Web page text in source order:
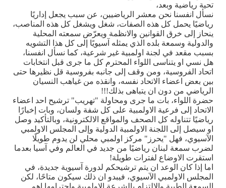
تحية رياضية وبعد،
نسأل انفسنا نحن معشر الرياضيين، عن سبب يجعل إداريًا
رياضيًا يحمل كل هذه الصفات، شغل ويشغل كل هذه المناصب،
ينحاز إلى خرق القوانين والانظمة ويعرّض سمعته المحلية
والدولية وسمعة بلده الذي يمثله آسيويًا إلى كل هذا التشويه
بسبب مقعد في لجنة اولمبية غير شرعية، كما نسأل انفسنا،
هل نسي او يتناسى اللواء المحترم كل ما جرى قبل انتخابات
اتحاد الفروسية، ومن وقف إلى جانبه بفروسية قل نظيرها حتى
بين بعض اعضاء الاتحاد نفسه، وانقذه من غياهب النسيان
الرياضي من دون ان يتباهى بذلك!!!
حضرة اللواء، بات ما جرى ومحاولة "تهريب" ترشيح احد اعضاء
الاتحاد إلى فرعية الاولمبية على كل شفة ولسان، وبات إخبارًا
رياضيًا تتناوله كل الصحف والمواقع الالكترونية، وبالتأكيد وصل
او سيصل إلى اللجنة الاولمبية الدولية وإلى المجلس الاولمبي
الآسيوي، فهل "يحرز" مركز اولمبي محلي لن يدوم طويلًا
لضرب سمعة لبنان رياضيًا من جديد في العالم وفي آسيا بعدما
استقرت الاوضاع لفترات طويلة!
اما إذا كان الوعد ان يتم ترشيحكم لدورة آسيوية جديدة، في
المجلس الاولمبي الآسيوي، فيبدو ان ذلك سيكون متاحًا، لكن
السمعة الطيبة والالتزام بالشرعة الاولمبية واحترامها اهم